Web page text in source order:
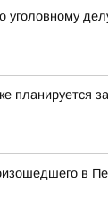
уголовному
планируется
в